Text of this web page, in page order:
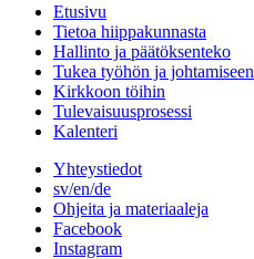
Etusivu
Tietoa hiippakunnasta
Hallinto ja päätöksenteko
Tukea työhön ja johtamiseen
Kirkkoon töihin
Tulevaisuusprosessi
Kalenteri
Yhteystiedot
sv/en/de
Ohjeita ja materiaaleja
Facebook
Instagram